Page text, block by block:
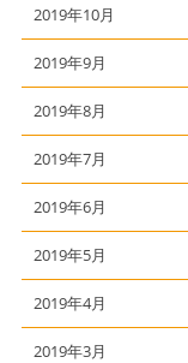
2019年10月
2019年9月
2019年8月
2019年7月
2019年6月
2019年5月
2019年4月
2019年3月